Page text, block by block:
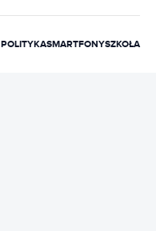
POLITYKASMARTFONYSZKOŁA